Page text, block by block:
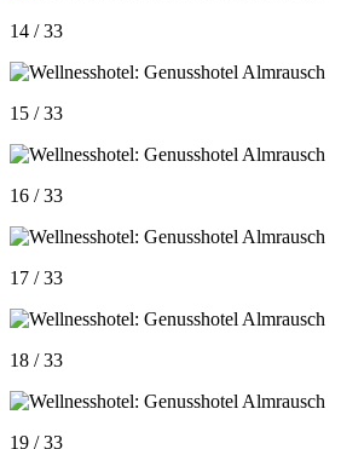
14 / 33
15 / 33
16 / 33
17 / 33
18 / 33
19 / 33